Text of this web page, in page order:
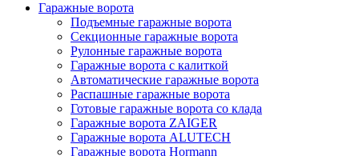
Гаражные ворота
Подъемные гаражные ворота
Секционные гаражные ворота
Рулонные гаражные ворота
Гаражные ворота с калиткой
Автоматические гаражные ворота
Распашные гаражные ворота
Готовые гаражные ворота со клада
Гаражные ворота ZAIGER
Гаражные ворота ALUTECH
Гаражные ворота Hormann